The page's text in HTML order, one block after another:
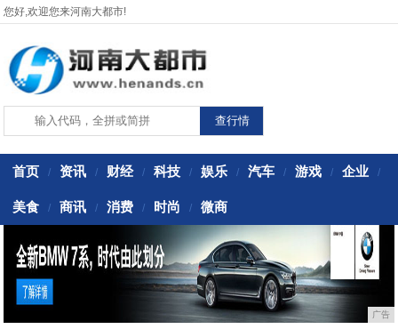
您好,欢迎您来河南大都市!
首页 / 资讯 / 财经 / 科技 / 娱乐 / 汽车 / 游戏 / 企业 /
美食 / 商讯 / 消费 / 时尚 / 微商
广告